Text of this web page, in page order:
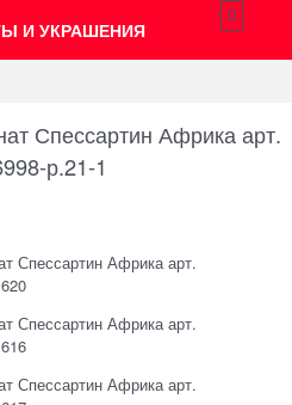
И УКРАШЕНИЯ
0
Спессартин Африка арт.
р.21-1